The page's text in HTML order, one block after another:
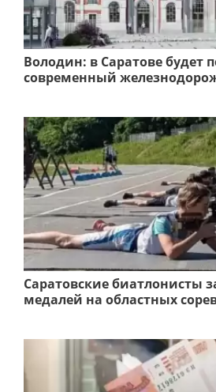
Володин: в Саратове будет
современный
Саратовские биатлонисты
медалей на областных